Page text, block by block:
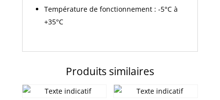
Température de fonctionnement : -5°C à
+35°C
Produits similaires